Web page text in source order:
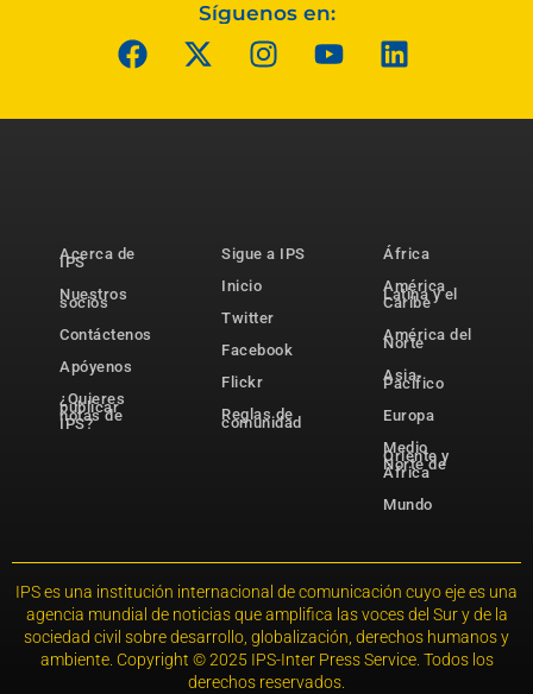
Síguenos en:
Acerca de
IPS
Nuestros
socios
Contáctenos
Apóyenos
¿Quieres
publicar
notas de
IPS?
Sigue a IPS
Inicio
Twitter
Facebook
Flickr
Reglas de
comunidad
África
América
Latina y el
Caribe
América del
Norte
Asia-
Pacífico
Europa
Medio
Oriente y
Norte de
África
Mundo
IPS es una institución internacional de comunicación cuyo eje es una
agencia mundial de noticias que amplifica las voces del Sur y de la
sociedad civil sobre desarrollo, globalización, derechos humanos y
ambiente. Copyright © 2025 IPS-Inter Press Service. Todos los
derechos reservados.